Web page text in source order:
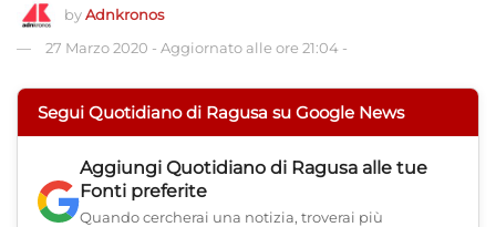
byAdnkronos
27 Marzo 2020 - Aggiornato alle ore 21:04 -
Segui Quotidiano di Ragusa su Google News
Aggiungi Quotidiano di Ragusa alle tue
Fonti preferite
Quando cercherai una notizia, troverai più